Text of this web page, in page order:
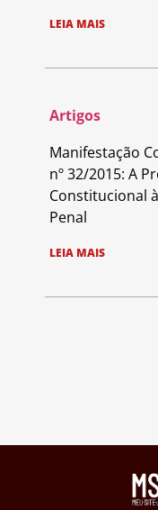
LEIA MAIS
Artigos
Manifestação
nº 32/2015: A
Constitucional
Penal
LEIA MAIS